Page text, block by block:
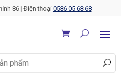
86 | Điện thoại 0586 05 68 68